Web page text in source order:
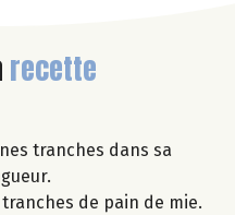
recette
tranches dans sa
de pain de mie.